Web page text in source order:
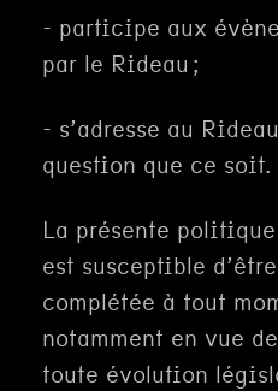
- participe aux
par le Rideau ;
- s’adresse au
question que ce soit.
La présente
est susceptible
complétée à tout
notamment en vue
toute évolution